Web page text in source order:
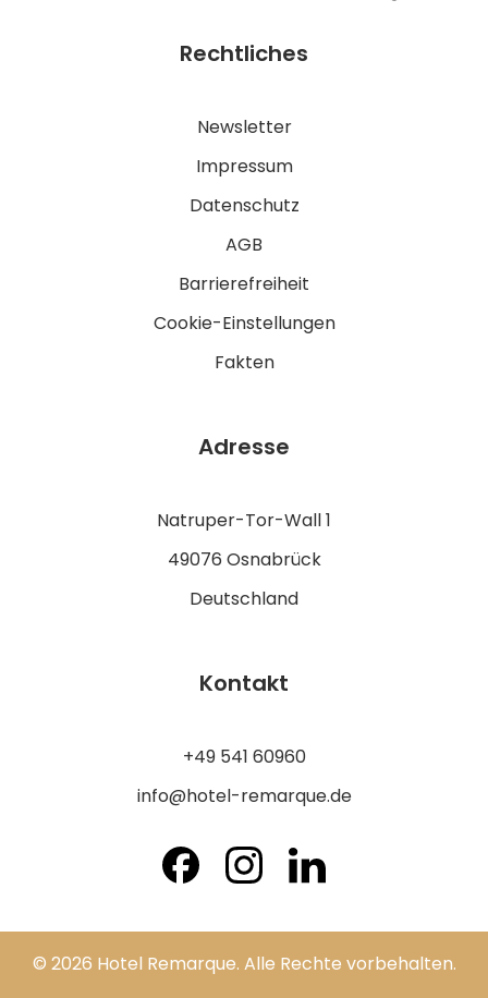
Rechtliches
Newsletter
Impressum
Datenschutz
AGB
Barrierefreiheit
Cookie-Einstellungen
Fakten
Adresse
Natruper-Tor-Wall 1
49076 Osnabrück
Deutschland
Kontakt
+49 541 60960
info@hotel-remarque.de
© 2026 Hotel Remarque. Alle Rechte vorbehalten.